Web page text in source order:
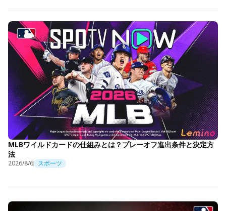
MLBワイルドカードの仕組みとは？プレーオフ進出条件と決定方
法
2026/8/6 スポーツ